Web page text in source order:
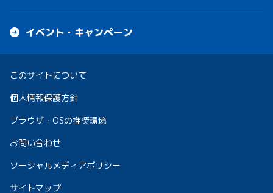
イベント・キャンペーン
このサイトについて
個人情報保護方針
ブラウザ・OSの推奨環境
お問い合わせ
ソーシャルメディアポリシー
サイトマップ